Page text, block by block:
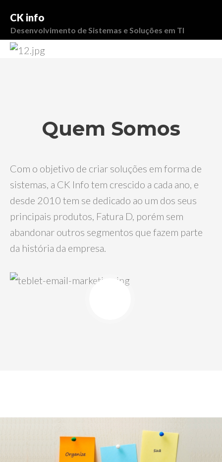
CK info
Desenvolvimento de Sistemas e Soluções em TI
Quem Somos
Com o objetivo de criar soluções em forma de
sistemas, a CK Info tem crescido a cada ano, e
desde 2010 tem se dedicado ao um dos seus
principais produtos, Fatura D, porém sem
abandonar outros segmentos que fazem parte
da história da empresa.